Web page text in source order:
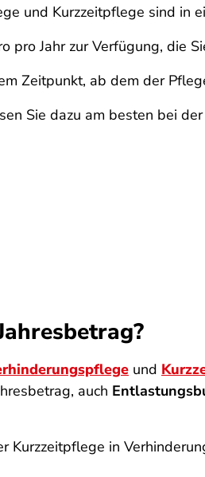
und Kurzzeitpflege sind in
pro Jahr zur Verfügung, die
Zeitpunkt, ab dem der
Sie dazu am besten bei
und
auch
Kurzzeitpflege in